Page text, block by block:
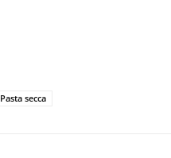
Pasta secca